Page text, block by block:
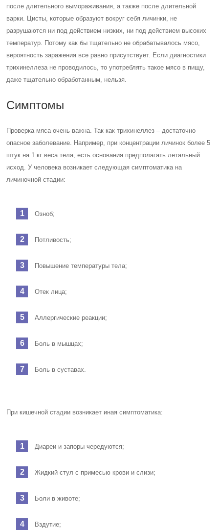
после длительного вымораживания, а также после длительной
варки. Цисты, которые образуют вокруг себя личинки, не
разрушаются ни под действием низких, ни под действием высоких
температур. Потому как бы тщательно не обрабатывалось мясо,
вероятность заражения все равно присутствует. Если диагностики
трихинеллеза не проводилось, то употреблять такое мясо в пищу,
даже тщательно обработанным, нельзя.
Симптомы
Проверка мяса очень важна. Так как трихинеллез – достаточно
опасное заболевание. Например, при концентрации личинок более 5
штук на 1 кг веса тела, есть основания предполагать летальный
исход. У человека возникает следующая симптоматика на
личиночной стадии:
Озноб;
Потливость;
Повышение температуры тела;
Отек лица;
Аллергические реакции;
Боль в мышцах;
Боль в суставах.
При кишечной стадии возникает иная симптоматика:
Диареи и запоры чередуются;
Жидкий стул с примесью крови и слизи;
Боли в животе;
Вздутие;